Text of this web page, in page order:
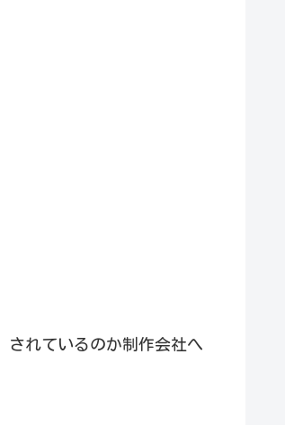
されているのか制作会社へ